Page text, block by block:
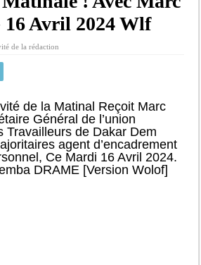
Avril 2024 Wlf
de la rédaction
de la Matinal Reçoit Marc
Général de l’union
Travailleurs de Dakar Dem
agent d’encadrement
Ce Mardi 16 Avril 2024.
DRAME [Version Wolof]